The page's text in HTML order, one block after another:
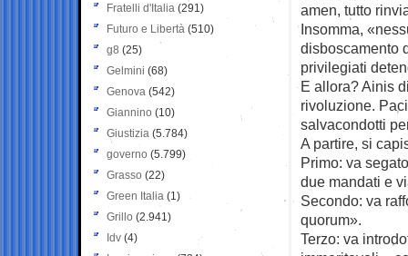
amen, tutto
Insomma,
disboscamento
privilegiati
E allora? Ainis
rivoluzione.
salvacondotti
A partire, si
Primo: va
due mandati e
Secondo: va
quorum».
Terzo: va
Fratelli d'Italia (291)
Futuro e Libertà (510)
g8 (25)
Gelmini (68)
Genova (542)
Giannino (10)
Giustizia (5.784)
governo (5.799)
Grasso (22)
Green Italia (1)
Grillo (2.941)
Idv (4)